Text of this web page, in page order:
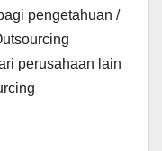
pengetahuan /
perusahaan lain